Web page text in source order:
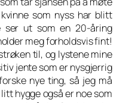
som nyss har blitt
ut som en 20-åring
meg forholdsvis fint!
til, og lystene mine
jente som er nysgjerrig
nye ting, så jeg må
hygge også er noe som